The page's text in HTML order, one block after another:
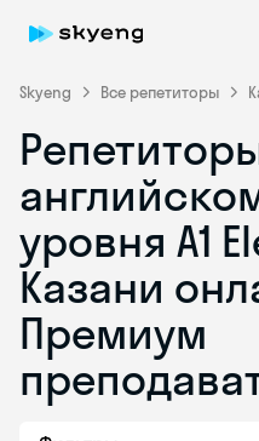
Skyeng Все репетиторы
уровня A1
Казани
Премиум
online